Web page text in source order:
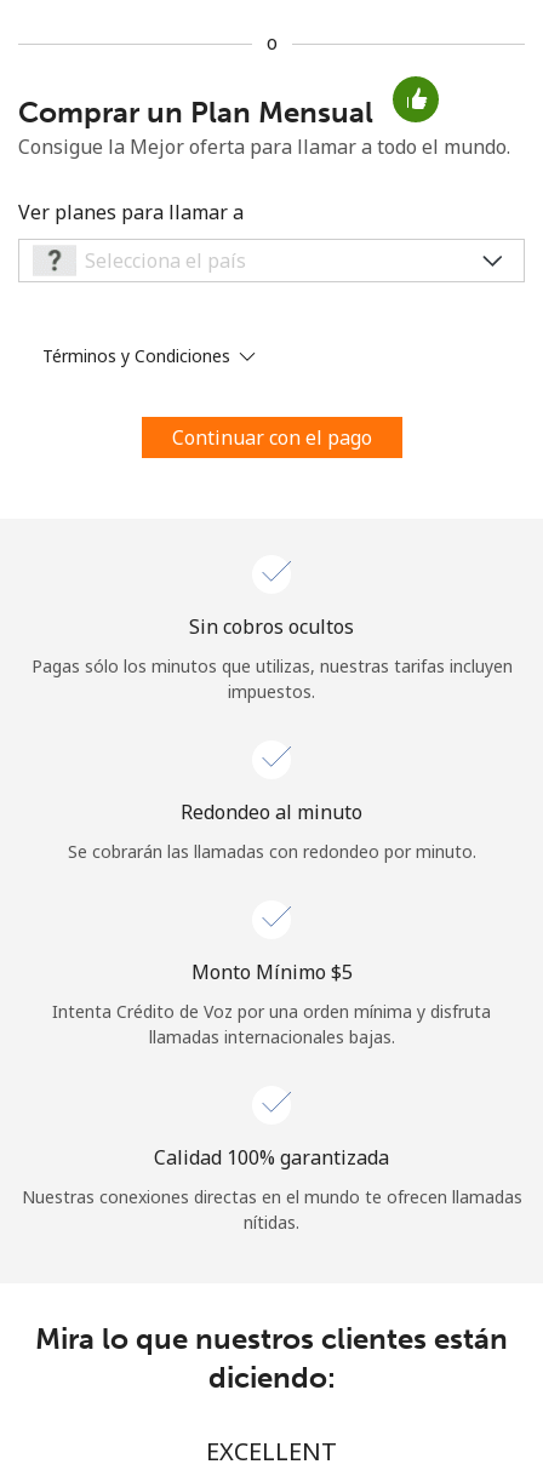
No se ha creado una contraseña
Mínimo 8 caracteres
Una letra mayúscula y una minúscula
Un número
Al abrir una cuenta en este sitio web, estoy de acuerdo con
¡Hola!
REGÍSTRATE →
o
Comprar un Plan Mensual
Consigue la Mejor oferta para llamar a todo el mundo.
Ver planes para llamar a
Términos y Condiciones
Continuar con el pago
Sin cobros ocultos
Pagas sólo los minutos que utilizas, nuestras tarifas incluyen
impuestos.
Redondeo al minuto
Se cobrarán las llamadas con redondeo por minuto.
Monto Mínimo ⁦$5⁩
Intenta Crédito de Voz por una orden mínima y disfruta
llamadas internacionales bajas.
Calidad 100% garantizada
Nuestras conexiones directas en el mundo te ofrecen llamadas
nítidas.
Mira lo que nuestros clientes están
diciendo:
EXCELLENT